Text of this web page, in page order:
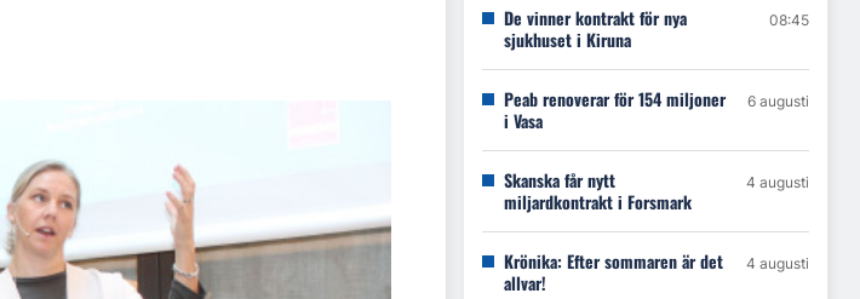
De vinner kontrakt för nya
sjukhuset i Kiruna
08:45
Peab renoverar för 154 miljoner
i Vasa
6 augusti
Skanska får nytt
miljardkontrakt i Forsmark
4 augusti
Krönika: Efter sommaren är det
allvar!
4 augusti